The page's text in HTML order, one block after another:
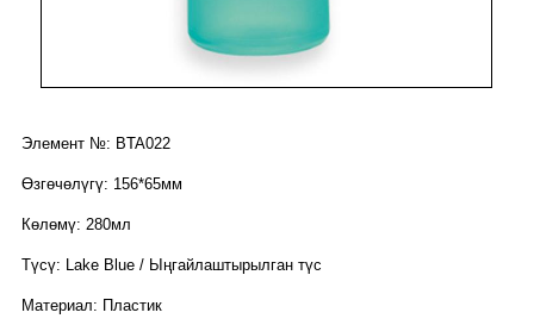
Элемент №: BTA022
Өзгөчөлүгү: 156*65мм
Көлөмү: 280мл
Түсү: Lake Blue / Ыңгайлаштырылган түс
Материал: Пластик